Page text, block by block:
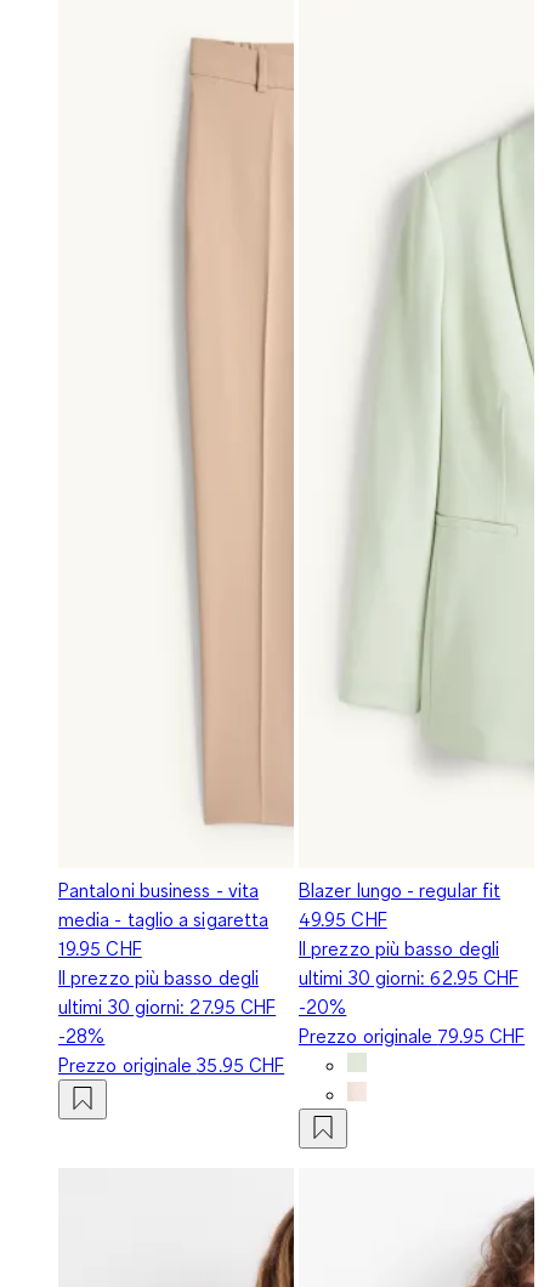
Pantaloni business - vita
media - taglio a sigaretta
19.95 CHF
Il prezzo più basso degli
ultimi 30 giorni: 27.95 CHF
-28%
Prezzo originale35.95 CHF
Blazer lungo - regular fit
49.95 CHF
Il prezzo più basso degli
ultimi 30 giorni:62.95 CHF
-20%
Prezzo originale 79.95 CHF